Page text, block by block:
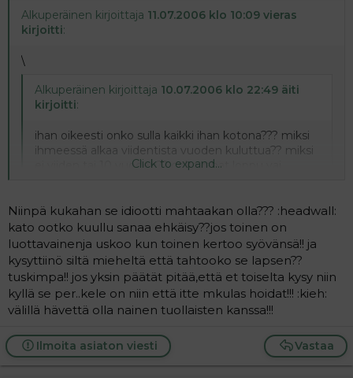
Alkuperäinen kirjoittaja 11.07.2006 klo 10:09 vieras
kirjoitti:
\
Alkuperäinen kirjoittaja 10.07.2006 klo 22:49 äiti
kirjoitti:
ihan oikeesti onko sulla kaikki ihan kotona??? miksi
ihmeessä alkaa viidentista vuoden kuluttua?? miksi
ei viiden tai 10 vuoden?? onko rahat loppu vai
isää niin eiköhän pärjää jatkossakin katos ei se nimi
paperissa siitä miehestä vielä isää tee ainakaan
sellaista kuin pitäisi.. en todellakaan tajua sun
motiivisia! ja hei älä syötä mitää oli silloin raha
vaikeuksissa p..askaa.. eikö nyt sit muka olis jos
vaadit maksuja viiden vuoden takaa?? ja mull on
kyllä käsitys et alkaa maksu vasta kun on isyys
todistettu!!! elen sun kanssan elviira täysin samaa
ei voi muuta sanoa kun et saunan takana vielä tilaa
:kieh:
Click to expand...
Päätitkö vaan muuten pilata jonkun elämän? :headwall:
:headwall: Idiootti palstalla.Ukko olis voinut miettiä sitä
siinä vaiheessa kun rupes sänkyhommiin.Eli kahdestaan
Ei tee paperi isää mutta toivottavasti saa tollasen
junttiukon miettimään tekosiaan ja vähintä mitä voi
Click to expand...
Niinpä kukahan se idiootti mahtaakan olla??? :headwall:
kato ootko kuullu sanaa ehkäisy??jos toinen on
luottavainenja uskoo kun toinen kertoo syövänsä!! ja
kysyttiinö siltä mieheltä että tahtooko se lapsen??
tuskimpa!! jos yksin päätät pitää,että et toiselta kysy niin
kyllä se per..kele on niin että itte mkulas hoidat!!! :kieh:
välillä hävettä olla nainen tuollaisten kanssa!!!
Vastaa
Ilmoita asiaton viesti